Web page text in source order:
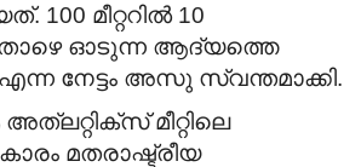
100 മീറ്ററില്‍ 10
ഓടുന്ന ആദ്യത്തെ
നേട്ടം അസു സ്വന്തമാക്കി.
മീറ്റിലെ
മതരാഷ്ട്രീയ